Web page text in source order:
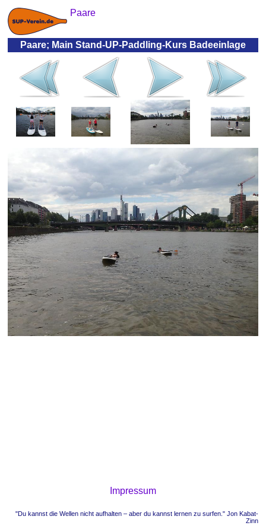
Paare
Paare; Main Stand-UP-Paddling-Kurs Badeeinlage
Impressum
"Du kannst die Wellen nicht aufhalten – aber du kannst lernen zu surfen." Jon Kabat-
Zinn